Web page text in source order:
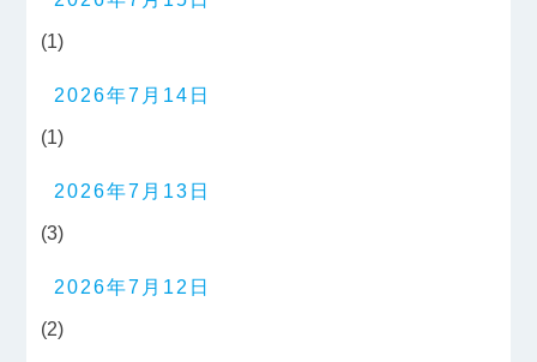
(1)
2026年7月14日
(1)
2026年7月13日
(3)
2026年7月12日
(2)